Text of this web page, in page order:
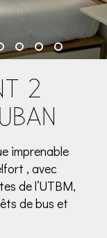
2
imprenable
, avec
de l’UTBM,
de bus et